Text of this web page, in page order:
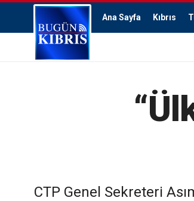
Ana Sayfa Kıbrıs
CTP Genel Sekreteri